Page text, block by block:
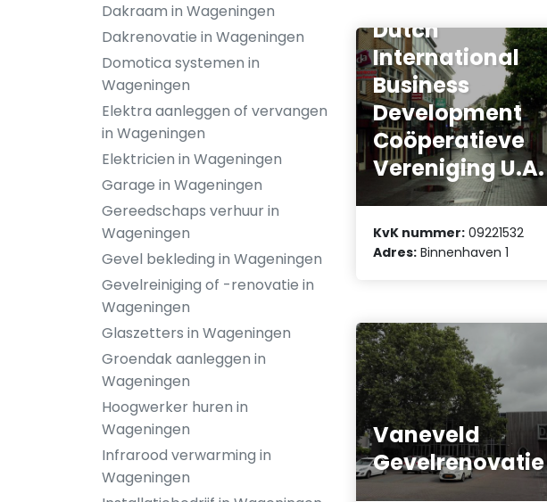
Dakraam in Wageningen
Dakrenovatie in Wageningen
Domotica systemen in
Wageningen
Elektra aanleggen of vervangen
in Wageningen
Elektricien in Wageningen
Garage in Wageningen
Gereedschaps verhuur in
Wageningen
Gevel bekleding in Wageningen
Gevelreiniging of -renovatie in
Wageningen
Glaszetters in Wageningen
Groendak aanleggen in
Wageningen
Hoogwerker huren in
Wageningen
Infrarood verwarming in
Wageningen
Dutch
International
Business
Development
Coöperatieve
Vereniging U.A.
KvK nummer: 09221532
Adres: Binnenhaven 1
Vaneveld
Gevelrenovatie